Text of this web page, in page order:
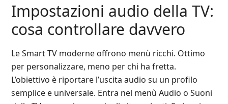
Impostazioni audio della TV:
cosa controllare davvero
Le Smart TV moderne offrono menù ricchi. Ottimo
per personalizzare, meno per chi ha fretta.
L’obiettivo è riportare l’uscita audio su un profilo
semplice e universale. Entra nel menù Audio o Suoni